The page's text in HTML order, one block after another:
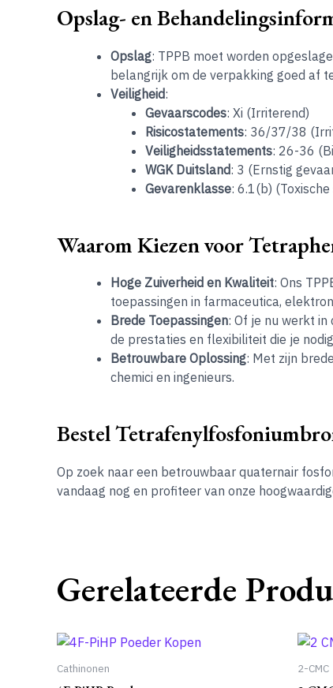
Opslag- en
Opslag: TPPB moet worden
belangrijk om de verpakking goed af
Veiligheid:
Gevaarscodes: Xi (Irriterend)
Risicostatements: 36/37/38
Veiligheidsstatements: 26-36
WGK Duitsland: 3 (Ernstig
Gevarenklasse: 6.1(b)
Waarom Kiezen voor
Hoge Zuiverheid en Kwaliteit: Ons
toepassingen in farmaceutica,
Brede Toepassingen: Of je nu werkt
de prestaties en flexibiliteit die je
Betrouwbare Oplossing: Met zijn
chemici en ingenieurs.
Bestel
Op zoek naar een betrouwbaar quaternair
vandaag nog en profiteer van onze
Gerelateerde
Cathinonen 2-CMC